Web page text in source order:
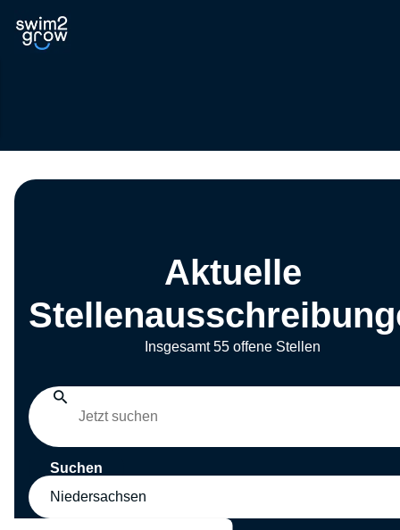
Aktuelle
Insgesamt 55 offene Stellen
Suchen
Niedersachsen